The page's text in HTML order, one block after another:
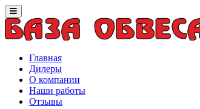
Toggle
navigation
Главная
Дилеры
О компании
Наши работы
Отзывы